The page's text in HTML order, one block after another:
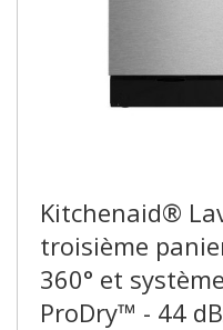
Kitchenaid®
troisième
360° et
ProDry™ - 44